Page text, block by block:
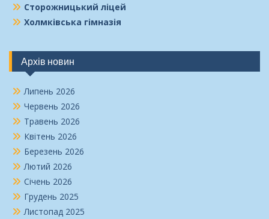
Сторожницький ліцей
Холмківська гімназія
Архів новин
Липень 2026
Червень 2026
Травень 2026
Квітень 2026
Березень 2026
Лютий 2026
Січень 2026
Грудень 2025
Листопад 2025